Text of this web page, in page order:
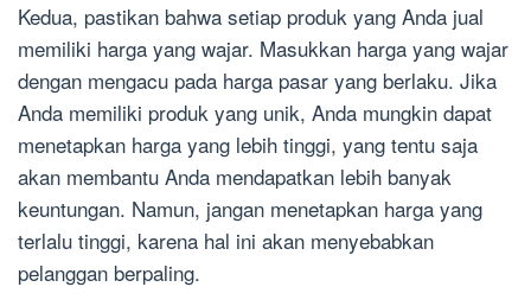
Kedua, pastikan bahwa setiap produk yang Anda jual
memiliki harga yang wajar. Masukkan harga yang wajar
dengan mengacu pada harga pasar yang berlaku. Jika
Anda memiliki produk yang unik, Anda mungkin dapat
menetapkan harga yang lebih tinggi, yang tentu saja
akan membantu Anda mendapatkan lebih banyak
keuntungan. Namun, jangan menetapkan harga yang
terlalu tinggi, karena hal ini akan menyebabkan
pelanggan berpaling.